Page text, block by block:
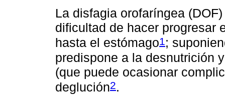
La disfagia orofaríngea
dificultad de hacer progresar
hasta el estómago1 ;
predispone a la desnutrición
(que puede ocasionar
deglución2.